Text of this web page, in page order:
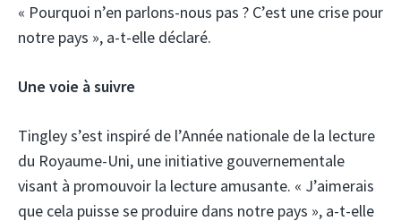
« Pourquoi n’en parlons-nous pas ? C’est une crise pour
notre pays », a-t-elle déclaré.
Une voie à suivre
Tingley s’est inspiré de l’Année nationale de la lecture
du Royaume-Uni, une initiative gouvernementale
visant à promouvoir la lecture amusante. « J’aimerais
que cela puisse se produire dans notre pays », a-t-elle